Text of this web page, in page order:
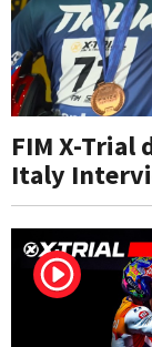
FIM X-Trial
Italy